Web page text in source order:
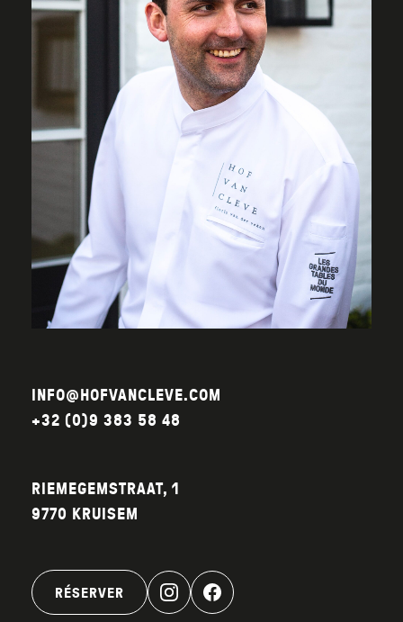
INFO@HOFVANCLEVE.COM
+32 (0)9 383 58 48
RIEMEGEMSTRAAT, 1
9770 KRUISEM
RÉSERVER